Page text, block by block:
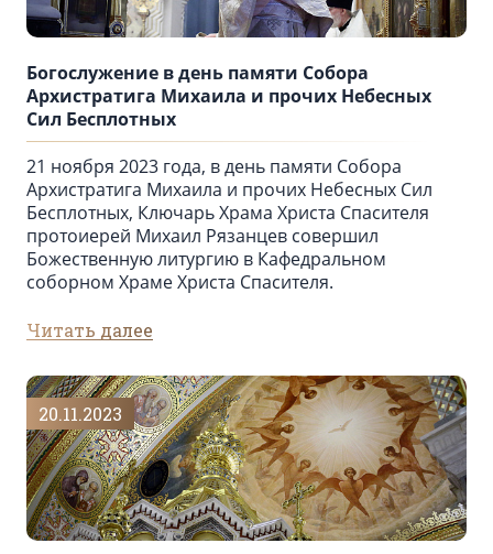
Богослужение в день памяти Собора
Архистратига Михаила и прочих Небесных
Сил Бесплотных
21 ноября 2023 года, в день памяти Собора
Архистратига Михаила и прочих Небесных Сил
Бесплотных, Ключарь Храма Христа Спасителя
протоиерей Михаил Рязанцев совершил
Божественную литургию в Кафедральном
соборном Храме Христа Спасителя.
Читать далее
20.11.2023